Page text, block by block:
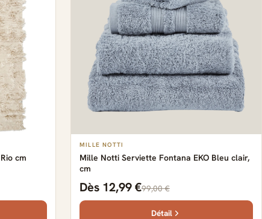
cm
MILLE NOTTI
Mille Notti Serviette Fontana EKO Bleu clair,
cm
Dès 12,99 €99,00 €
Détail